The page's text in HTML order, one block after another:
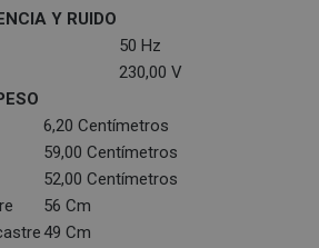
Y RUIDO
50 Hz
230,00 V
6,20 Centímetros
59,00 Centímetros
52,00 Centímetros
56 Cm
49 Cm